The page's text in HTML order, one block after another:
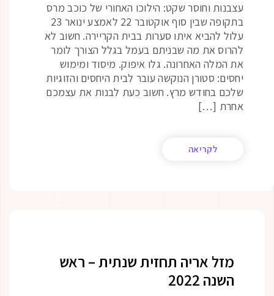
עצבנות וחוסר שקט: הילוכו האחורי של כוכב מרס
בתקופה שבין סוף אוקטובר 22 לאמצע ינואר 23
עלול להביא איתו סערות בבית הקריירה. חשוב לא
להרוס את מה שבניתם בעמל בגלל הצורך לומר
את המלה האחרונה. גלו איפוק. מיסוד ומימוש
יחסים: סטורן הנוקשה עובר לבית היחסים והזוגיות
שלכם בחודש מרץ. חשוב כעת לבנות את עצמכם
אחרת […]
לקריאה
מזל אריה תחזית שנתית – ראש
השנה 2022